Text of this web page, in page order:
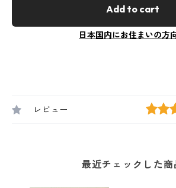
Add to cart
日本国内にお住まいの方
レビュー
最近チェックした商